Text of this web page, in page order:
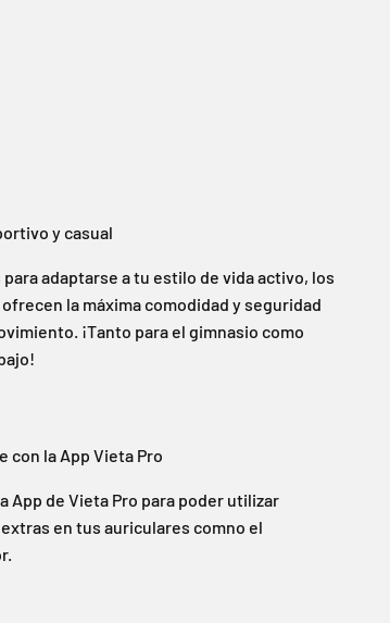
y casual
para adaptarse a tu estilo de vida activo, los
la máxima comodidad y seguridad
¡Tanto para el gimnasio como
con la App Vieta Pro
App de Vieta Pro para poder utilizar
en tus auriculares comno el